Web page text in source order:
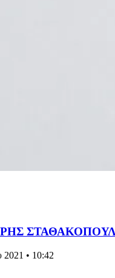
2021 • 10:42